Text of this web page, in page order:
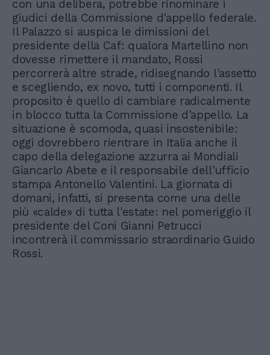
con una delibera, potrebbe rinominare i
giudici della Commissione d'appello federale.
Il Palazzo si auspica le dimissioni del
presidente della Caf: qualora Martellino non
dovesse rimettere il mandato, Rossi
percorrerà altre strade, ridisegnando l'assetto
e scegliendo, ex novo, tutti i componenti. Il
proposito è quello di cambiare radicalmente
in blocco tutta la Commissione d'appello. La
situazione è scomoda, quasi insostenibile:
oggi dovrebbero rientrare in Italia anche il
capo della delegazione azzurra ai Mondiali
Giancarlo Abete e il responsabile dell'ufficio
stampa Antonello Valentini. La giornata di
domani, infatti, si presenta come una delle
più «calde» di tutta l'estate: nel pomeriggio il
presidente del Coni Gianni Petrucci
incontrerà il commissario straordinario Guido
Rossi.